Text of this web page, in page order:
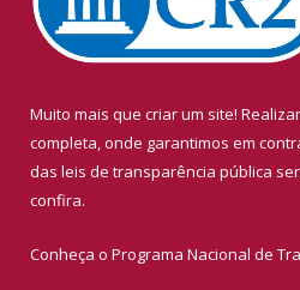
Muito mais que criar um site!
completa, onde garantimos em
das leis de transparência pública
confira.
Conheça o Programa Nacional de